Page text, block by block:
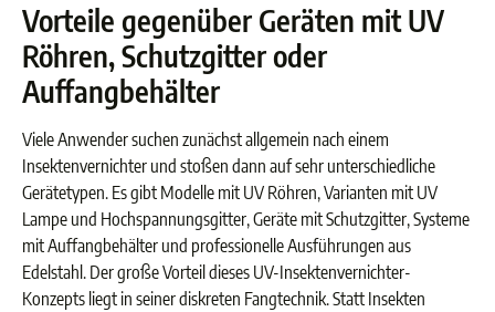
Vorteile gegenüber Geräten mit UV
Röhren, Schutzgitter oder
Auffangbehälter
Viele Anwender suchen zunächst allgemein nach einem
Insektenvernichter und stoßen dann auf sehr unterschiedliche
Gerätetypen. Es gibt Modelle mit UV Röhren, Varianten mit UV
Lampe und Hochspannungsgitter, Geräte mit Schutzgitter, Systeme
mit Auffangbehälter und professionelle Ausführungen aus
Edelstahl. Der große Vorteil dieses UV-Insektenvernichter-
Konzepts liegt in seiner diskreten Fangtechnik. Statt Insekten